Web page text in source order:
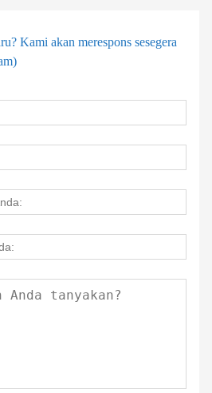
Kami akan merespons sesegera